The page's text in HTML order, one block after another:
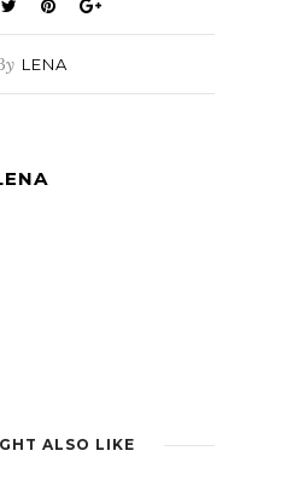
LENA
ALSO LIKE